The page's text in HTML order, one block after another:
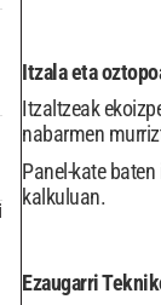
Itzala eta
Itzaltzeak
nabarmen
Panel-kate
kalkuluan.
Ezaugarri